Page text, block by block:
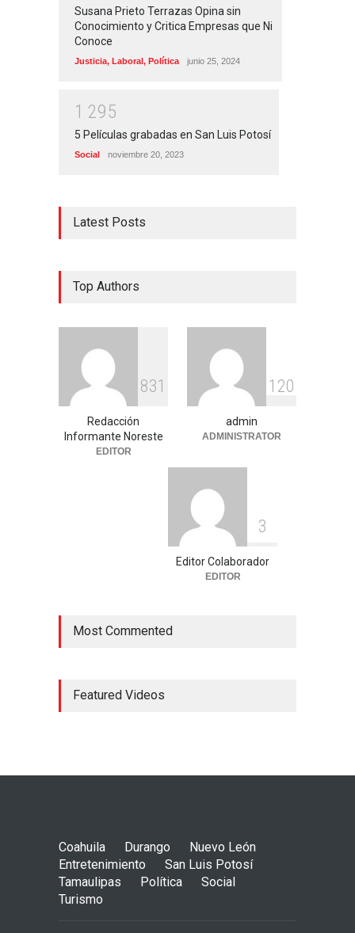
Susana Prieto Terrazas Opina sin
Conocimiento y Critica Empresas que Ni
Conoce
Justicia, Laboral, Política junio 25, 2024
1 295
5 Películas grabadas en San Luis Potosí
Social noviembre 20, 2023
Latest Posts
Top Authors
831
Redacción
Informante Noreste
EDITOR
1 20
admin
ADMINISTRATOR
3
Editor Colaborador
EDITOR
Most Commented
Featured Videos
Coahuila Durango
Nuevo León
Entretenimiento
San Luis Potosí
Tamaulipas
Política
Social
Turismo